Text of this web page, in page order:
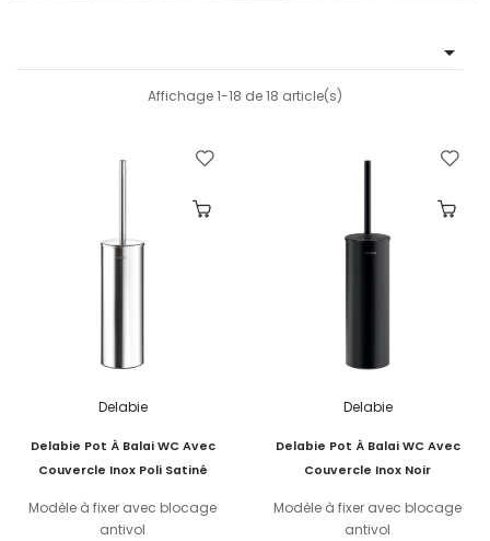

Affichage 1-18 de 18 article(s)
Delabie
Delabie Pot À Balai WC Avec
Couvercle Inox Poli Satiné
Modèle à fixer avec blocage
antivol
Delabie
Delabie Pot À Balai WC Avec
Couvercle Inox Noir
Modèle à fixer avec blocage
antivol